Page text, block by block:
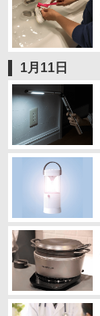
1月11日